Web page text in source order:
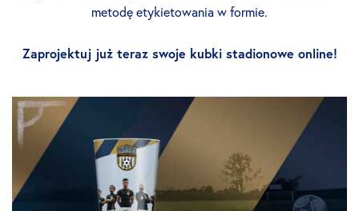
metodę etykietowania w formie.
Zaprojektuj już teraz swoje kubki stadionowe online!